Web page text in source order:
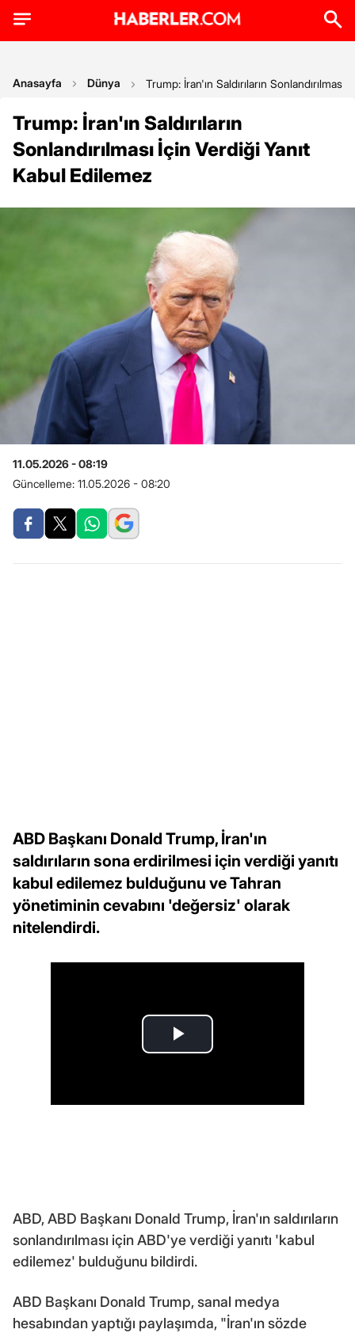
Anasayfa Dünya Trump: İran'ın Saldırıların
Trump: İran'ın Saldırıların
Sonlandırılması İçin Verdiği Yanıt
Kabul Edilemez
11.05.2026 - 08:19
Güncelleme: 11.05.2026 - 08:20
ABD Başkanı Donald Trump, İran'ın
saldırıların sona erdirilmesi için verdiği yanıtı
kabul edilemez bulduğunu ve Tahran
yönetiminin cevabını 'değersiz' olarak
nitelendirdi.
ABD, ABD Başkanı Donald Trump, İran'ın saldırıların
sonlandırılması için ABD'ye verdiği yanıtı 'kabul
edilemez' bulduğunu bildirdi.
ABD Başkanı Donald Trump, sanal medya
hesabından yaptığı paylaşımda, "İran'ın sözde